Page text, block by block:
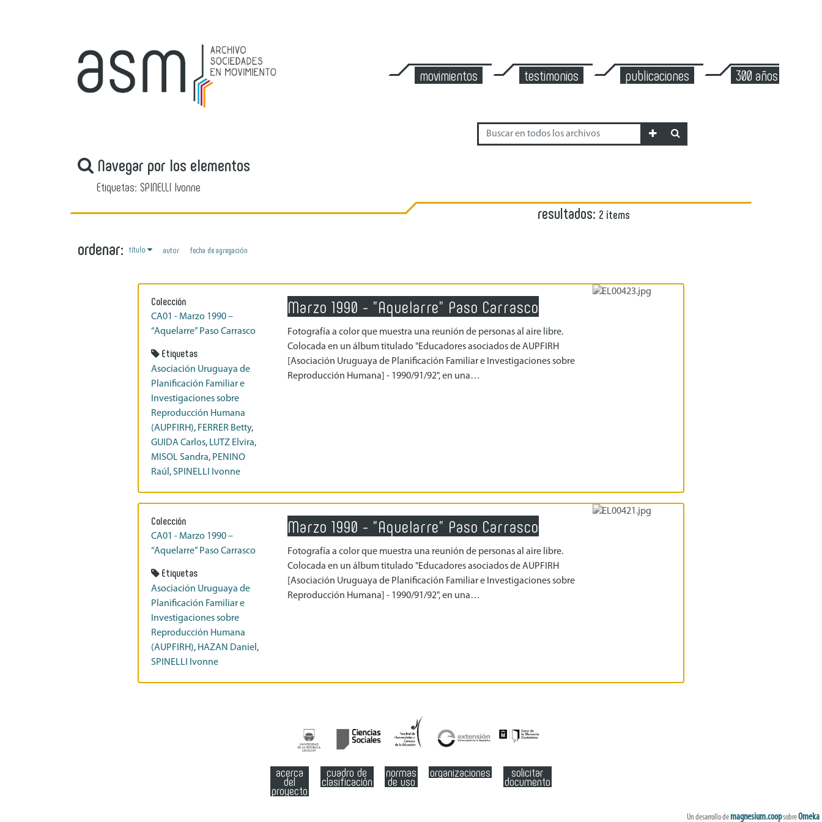
movimientos testimonios publicaciones 300 años de
Navegar por los elementos
Etiquetas: SPINELLI Ivonne
resultados: 2 ítems
ordenar: título autor fecha de agregación
Colección
CA01 - Marzo 1990 –
“Aquelarre” Paso Carrasco
Etiquetas
Asociación Uruguaya de
Planificación Familiar e
Investigaciones sobre
Reproducción Humana
(AUPFIRH), FERRER Betty,
GUIDA Carlos, LUTZ Elvira,
MISOL Sandra, PENINO
Raúl ,SPINELLI Ivonne
Marzo 1990 - "Aquelarre" Paso Carrasco
Fotografía a color que muestra una reunión de personas al aire libre.
Colocada en un álbum titulado "Educadores asociados de AUPFIRH
[Asociación Uruguaya de Planificación Familiar e Investigaciones sobre
Reproducción Humana] - 1990/91/92", en una…
Colección
CA01 - Marzo 1990 –
“Aquelarre” Paso Carrasco
Etiquetas
Asociación Uruguaya de
Planificación Familiar e
Investigaciones sobre
Reproducción Humana
(AUPFIRH), HAZAN Daniel ,
SPINELLI Ivonne
Marzo 1990 - "Aquelarre" Paso Carrasco
Fotografía a color que muestra una reunión de personas al aire libre.
Colocada en un álbum titulado "Educadores asociados de AUPFIRH
[Asociación Uruguaya de Planificación Familiar e Investigaciones sobre
Reproducción Humana] - 1990/91/92", en una…
acerca
del
proyecto
cuadro de
clasificación
normas
de uso
organizaciones solicitar
documento
Un desarrollo demagnesium.coopsobreOmeka